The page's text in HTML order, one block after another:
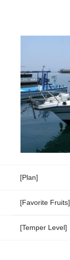
[Plan]
[Favorite Fruits]
[Temper Level]